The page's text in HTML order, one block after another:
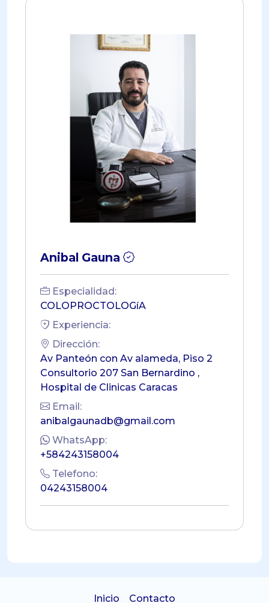
Anibal Gauna
Especialidad:
COLOPROCTOLOGíA
Experiencia:
Dirección:
Av Panteón con Av alameda, Piso 2
Consultorio 207 San Bernardino ,
Hospital de Clinicas Caracas
Email:
anibalgaunadb@gmail.com
WhatsApp:
+584243158004
Telefono:
04243158004
Inicio Contacto